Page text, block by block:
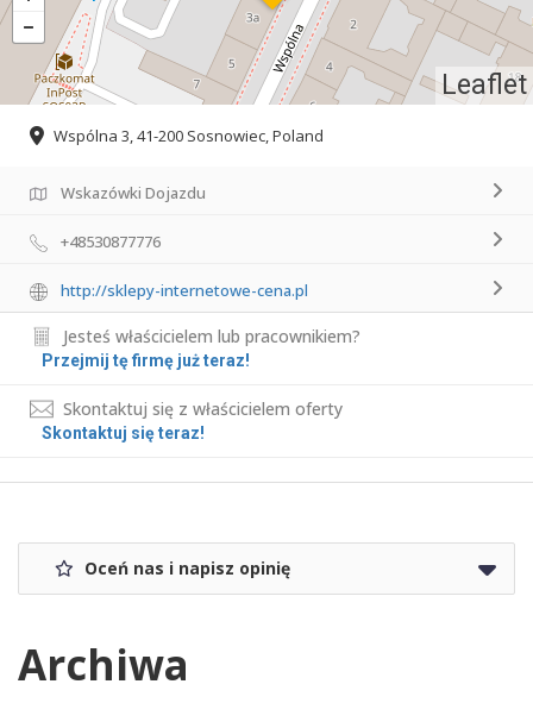
Leaflet
Wspólna 3, 41-200 Sosnowiec, Poland
Wskazówki Dojazdu
+48530877776
http://sklepy-internetowe-cena.pl
Jesteś właścicielem lub pracownikiem?
Przejmij tę firmę już teraz!
Skontaktuj się z właścicielem oferty
Skontaktuj się teraz!
Oceń nas i napisz opinię
Archiwa